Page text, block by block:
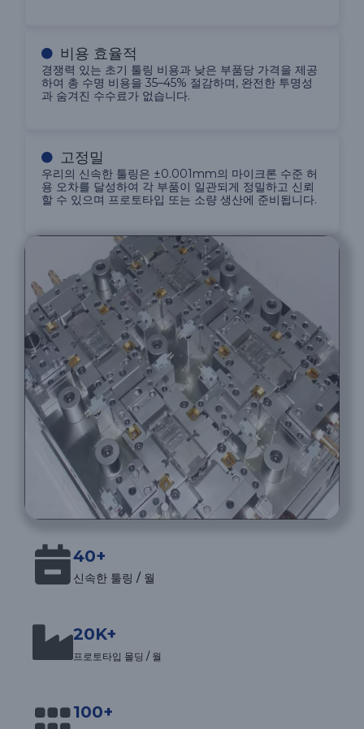
비용 효율적
경쟁력 있는 초기 툴링 비용과 낮은 부품당 가격을 제공
하여 총 수명 비용을 35–45% 절감하며, 완전한 투명성
과 숨겨진 수수료가 없습니다.
고정밀
우리의 신속한 툴링은 ±0.001mm의 마이크론 수준 허
용 오차를 달성하여 각 부품이 일관되게 정밀하고 신뢰
할 수 있으며 프로토타입 또는 소량 생산에 준비됩니다.
40+
신속한 툴링 / 월
20K+
프로토타입 몰딩 / 월
100+